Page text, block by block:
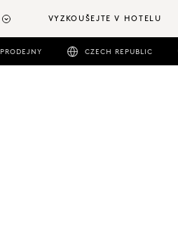
VYZKOUŠEJTE V HOTELU
PRODEJNY CZECH REPUBLIC